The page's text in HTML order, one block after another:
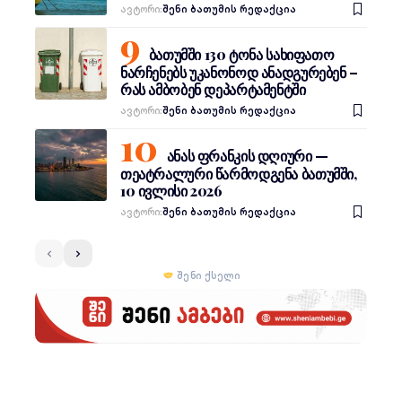
Ავტორი:შენი ბათუმის რედაქცია
ბათუმში 130 ტონა სახიფათო
ნარჩენებს უკანონოდ ანადგურებენ –
რას ამბობენ დეპარტამენტში
Ავტორი:შენი ბათუმის რედაქცია
ანას ფრანკის დღიური —
თეატრალური წარმოდგენა ბათუმში,
10 ივლისი 2026
Ავტორი:შენი ბათუმის რედაქცია
შენი ქსელი